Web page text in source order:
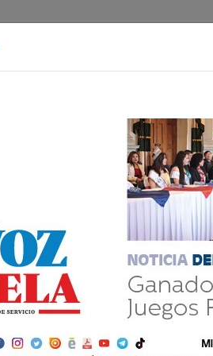
Voz de Xela Sports Contáctanos
Bosch Desaparecida
a la
número 27